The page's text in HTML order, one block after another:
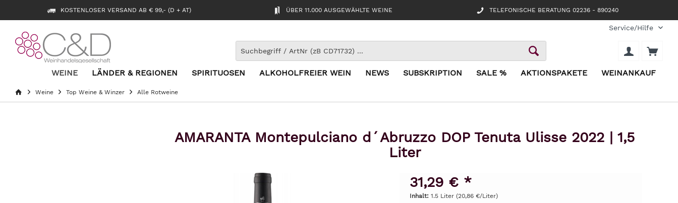
KOSTENLOSER VERSAND AB € 99,- (D + AT) ÜBER 11.000 AUSGEWÄHLTE WEINE TELEFONISCHE BERATUNG 02236 - 890240
Service/Hilfe
WEINE LÄNDER & REGIONEN SPIRITUOSEN ALKOHOLFREIER WEIN NEWS SUBSKRIPTION SALE % AKTIONSPAKETE WEINANKAUF
Weine Top Weine & Winzer Alle Rotweine
AMARANTA Montepulciano d´Abruzzo DOP Tenuta Ulisse 2022 | 1,5
Liter
31,29 € *
Inhalt: 1.5 Liter (20,86 €/Liter)